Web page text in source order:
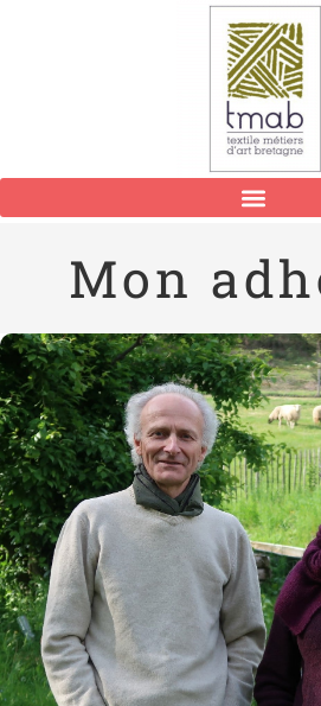
Mon